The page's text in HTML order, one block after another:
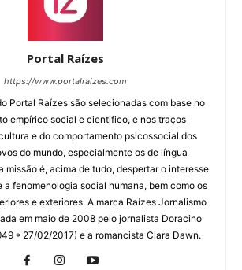
Portal Raízes
https://www.portalraizes.com
Portal Raízes são selecionadas com base no
empírico social e cientifico, e nos traços
e do comportamento psicossocial dos
do mundo, especialmente os de língua
missão é, acima de tudo, despertar o interesse
a fenomenologia social humana, bem como os
e exteriores. A marca Raízes Jornalismo
em maio de 2008 pelo jornalista Doracino
* 27/02/2017) e a romancista Clara Dawn.